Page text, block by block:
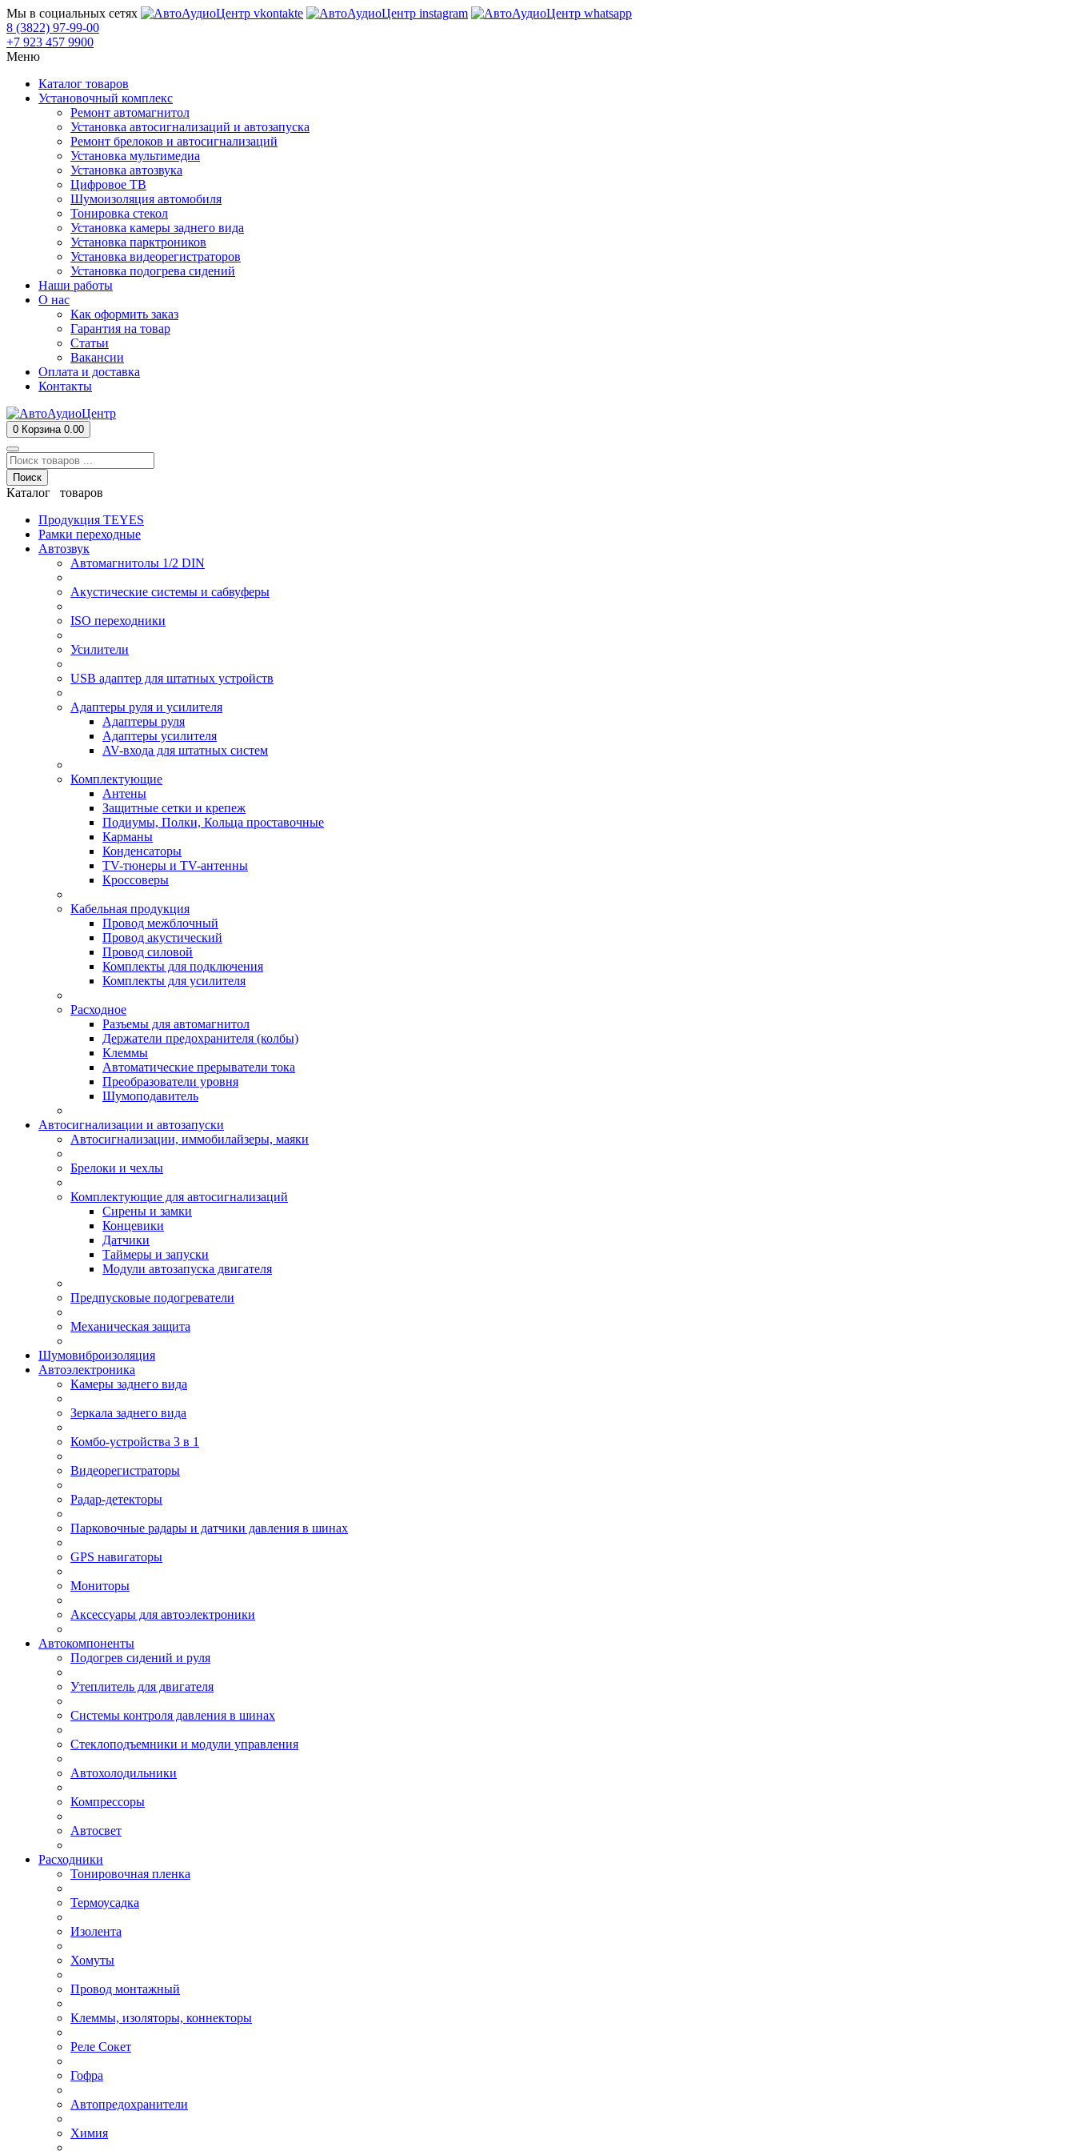
Мы в социальных сетях
8 (3822) 97-99-00
+7 923 457 9900
Меню
Каталог товаров
Установочный комплекс
Ремонт автомагнитол
Установка автосигнализаций и автозапуска
Ремонт брелоков и автосигнализаций
Установка мультимедиа
Установка автозвука
Цифровое ТВ
Шумоизоляция автомобиля
Тонировка стекол
Установка камеры заднего вида
Установка парктроников
Установка видеорегистраторов
Установка подогрева сидений
Наши работы
О нас
Как оформить заказ
Гарантия на товар
Статьи
Вакансии
Оплата и доставка
Контакты
0 Корзина 0.00
Поиск
Каталог товаров
Продукция TEYES
Рамки переходные
Автозвук
Автомагнитолы 1/2 DIN
Акустические системы и сабвуферы
ISO переходники
Усилители
USB адаптер для штатных устройств
Адаптеры руля и усилителя
Адаптеры руля
Адаптеры усилителя
AV-входа для штатных систем
Комплектующие
Антены
Защитные сетки и крепеж
Подиумы, Полки, Кольца проставочные
Карманы
Конденсаторы
TV-тюнеры и TV-антенны
Кроссоверы
Кабельная продукция
Провод межблочный
Провод акустический
Провод силовой
Комплекты для подключения
Комплекты для усилителя
Расходное
Разъемы для автомагнитол
Держатели предохранителя (колбы)
Клеммы
Автоматические прерыватели тока
Преобразователи уровня
Шумоподавитель
Автосигнализации и автозапуски
Автосигнализации, иммобилайзеры, маяки
Брелоки и чехлы
Комплектующие для автосигнализаций
Сирены и замки
Концевики
Датчики
Таймеры и запуски
Модули автозапуска двигателя
Предпусковые подогреватели
Механическая защита
Шумовиброизоляция
Автоэлектроника
Камеры заднего вида
Зеркала заднего вида
Комбо-устройства 3 в 1
Видеорегистраторы
Радар-детекторы
Парковочные радары и датчики давления в шинах
GPS навигаторы
Мониторы
Аксессуары для автоэлектроники
Автокомпоненты
Подогрев сидений и руля
Утеплитель для двигателя
Системы контроля давления в шинах
Стеклоподъемники и модули управления
Автохолодильники
Компрессоры
Автосвет
Расходники
Тонировочная пленка
Термоусадка
Изолента
Хомуты
Провод монтажный
Клеммы, изоляторы, коннекторы
Реле Сокет
Гофра
Автопредохранители
Химия